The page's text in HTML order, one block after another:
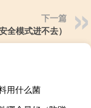
下一篇
全模式进不去）
用什么菌